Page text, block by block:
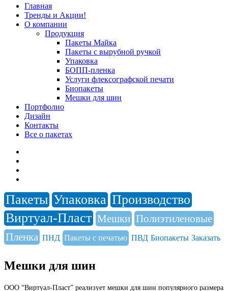
Главная
Тренды и Акции!
О компании
Продукция
Пакеты Майка
Пакеты с вырубной ручкой
Упаковка
БОПП-пленка
Услуги флексографской печати
Биопакеты
Мешки для шин
Портфолио
Дизайн
Контакты
Все о пакетах
Пакеты Упаковка Производство
Виртуал-Пласт Мешки Полиэтиленовые
Пленка ПНД Пакеты с печатью ПВД Биопакеты Заказать
Мешки для шин
ООО “Виртуал-Пласт” реализует мешки для шин популярного размера